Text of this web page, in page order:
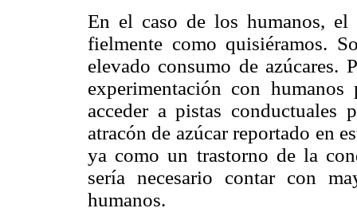
En el caso de los humanos, el
fielmente como quisiéramos.
elevado consumo de azúcares.
experimentación con
acceder a pistas
atracón de azúcar reportado en
ya como un trastorno de la
sería necesario contar con
humanos.